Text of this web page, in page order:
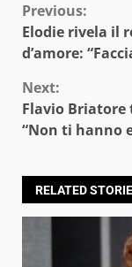
Continue
Reading
Previous:
Elodie rivela il
d’amore:
Next:
Flavio Briatore
“Non ti hanno
RELATED